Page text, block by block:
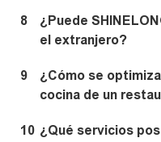
8
¿Puede
el extranjero?
9
¿Cómo se
cocina de un
10 ¿Qué servicios